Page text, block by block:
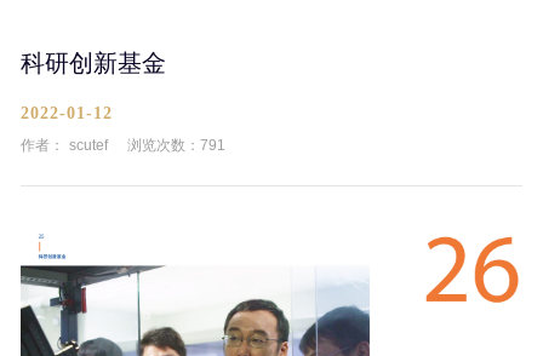
科研创新基金
2022-01-12
作者： scutef 浏览次数： 791